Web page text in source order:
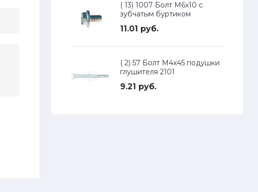
( 13) 1007 Болт М6х10 с
зубчатым буртиком
11.01 руб.
( 2) 57 Болт М4х45 подушки
глушителя 2101
9.21 руб.